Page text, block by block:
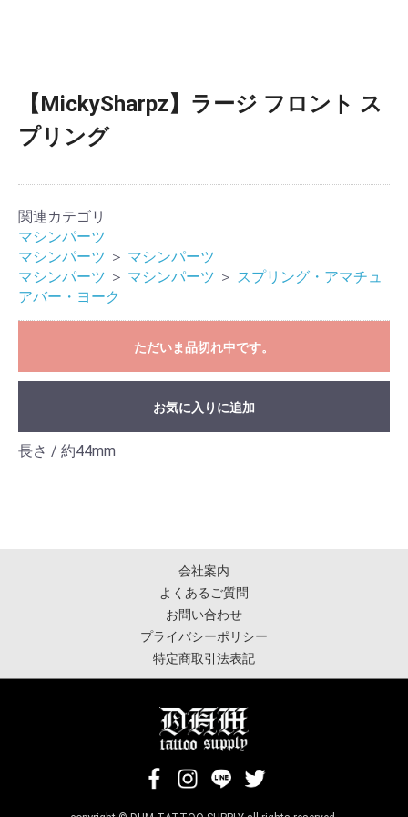
【MickySharpz】ラージ フロント ス
プリング
関連カテゴリ
マシンパーツ
マシンパーツ ＞ マシンパーツ
マシンパーツ ＞ マシンパーツ ＞ スプリング・アマチュ
アバー・ヨーク
ただいま品切れ中です。
お気に入りに追加
長さ / 約44mm
会社案内
よくあるご質問
お問い合わせ
プライバシーポリシー
特定商取引法表記